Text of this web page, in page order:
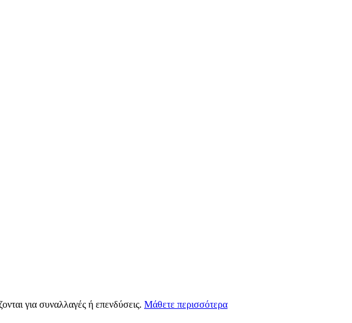
για συναλλαγές ή επενδύσεις. Μάθετε περισσότερα